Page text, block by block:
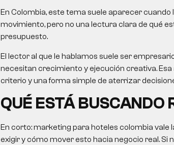
En Colombia, este tema suele aparecer
movimiento, pero no una lectura clara de qué
presupuesto.
El lector al que le hablamos suele ser
necesitan crecimiento y ejecución creativa.
criterio y una forma simple de aterrizar
QUÉ ESTÁ BUSCANDO
En corto:marketing para hoteles colombia vale
exigir y cómo mover esto hacia negocio real. Si